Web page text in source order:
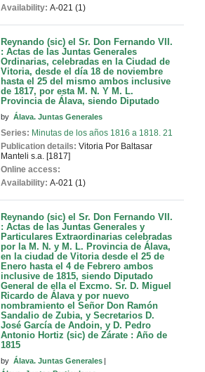
Availability: A-021 (1)
Reynando (sic) el Sr. Don Fernando VII.
: Actas de las Juntas Generales
Ordinarias, celebradas en la Ciudad de
Vitoria, desde el día 18 de noviembre
hasta el 25 del mismo ambos inclusive
de 1817, por esta M. N. Y M. L.
Provincia de Álava, siendo Diputado
by Álava. Juntas Generales
Series: Minutas de los años 1816 a 1818. 21
Publication details: Vitoria Por Baltasar
Manteli s.a. [1817]
Online access:
Availability: A-021 (1)
Reynando (sic) el Sr. Don Fernando VII.
: Actas de las Juntas Generales y
Particulares Extraordinarias celebradas
por la M. N. y M. L. Provincia de Álava,
en la ciudad de Vitoria desde el 25 de
Enero hasta el 4 de Febrero ambos
inclusive de 1815, siendo Diputado
General de ella el Excmo. Sr. D. Miguel
Ricardo de Álava y por nuevo
nombramiento el Señor Don Ramón
Sandalio de Zubia, y Secretarios D.
José García de Andoin, y D. Pedro
Antonio Hortiz (sic) de Zárate : Año de
1815
by Álava. Juntas Generales